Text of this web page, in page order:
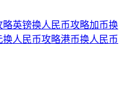
略英镑换人民币攻略加币换
换人民币攻略港币换人民币